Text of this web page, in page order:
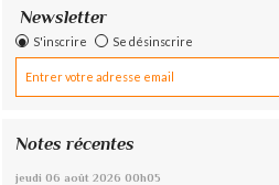
Newsletter
S'inscrire Se désinscrire
Notes récentes
jeudi 06 août 2026 00h05